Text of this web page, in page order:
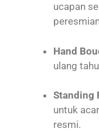
ucapan
Hand
ulang
Standing
untuk
resmi.